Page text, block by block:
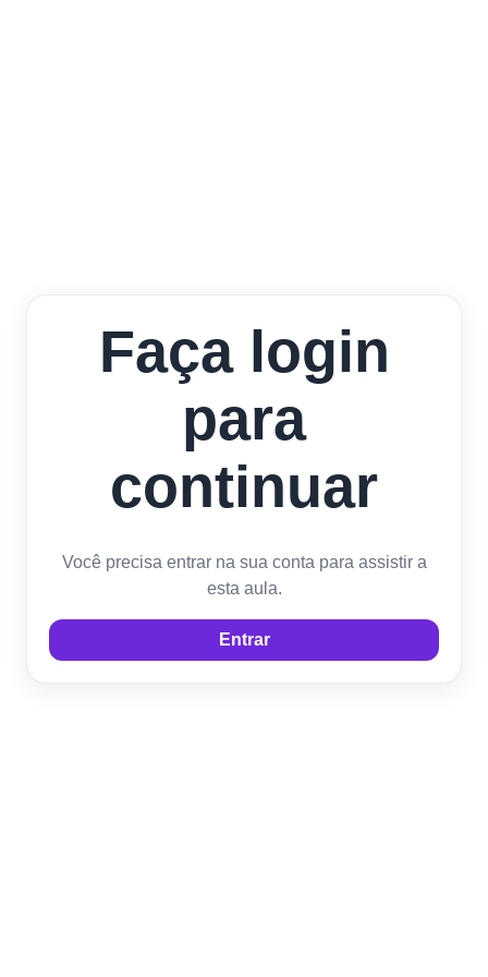
Faça login
para
continuar
Você precisa entrar na sua conta para assistir a
esta aula.
Entrar